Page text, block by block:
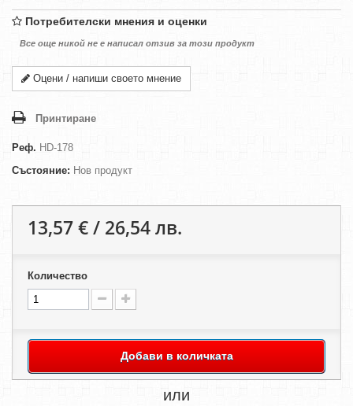
Потребителски мнения и оценки
Все още никой не е написал отзив за този продукт
Оцени / напиши своето мнение
Принтиране
Реф. HD-178
Състояние: Нов продукт
13,57 € / 26,54 лв.
Количество
Добави в количката
или